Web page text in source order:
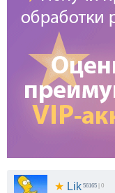
★ Lik 56165 | 0